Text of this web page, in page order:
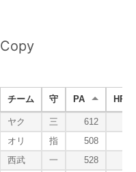
Copy
チーム 守 PA HR+
ヤク 三 612
オリ 指 508
西武 一 528